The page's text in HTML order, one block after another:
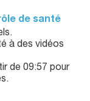
de santé
à des vidéos
de 09:57 pour